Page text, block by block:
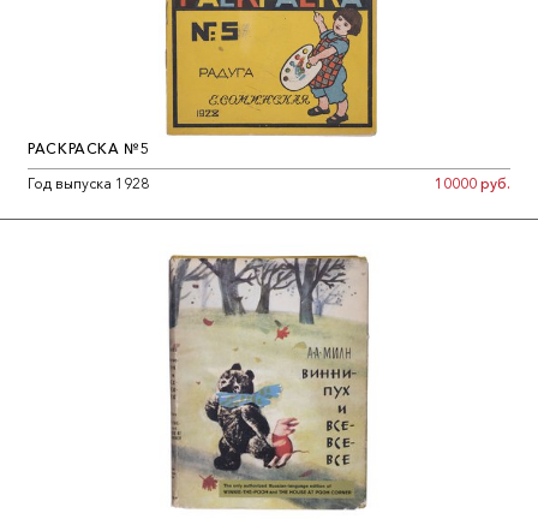
РАСКРАСКА №5
Год выпуска 1928
10000 руб.